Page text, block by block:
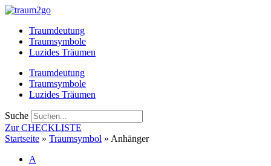
Zum
springenTraumdeutung
Traumsymbole
Luzides Träumen
Traumdeutung
Traumsymbole
Luzides Träumen
Suche
Zur CHECKLISTE
Startseite » Traumsymbol » Anhänger
A